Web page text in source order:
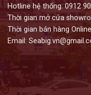
Hotline hệ thống: 0912
Thời gian mở cửa
Thời gian bán hàng
Email: